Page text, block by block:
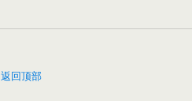
返回顶部